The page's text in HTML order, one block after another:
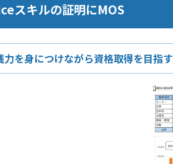
スキルの証明にMOS
力を身につけながら資格取得を目指す